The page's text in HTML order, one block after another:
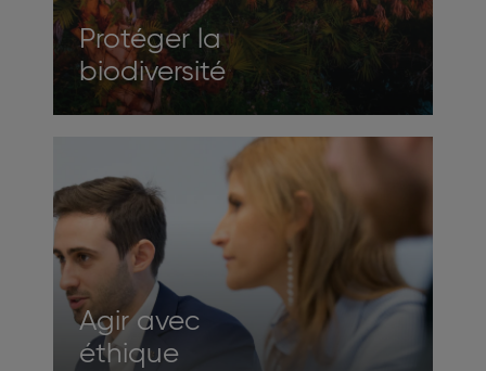
Protéger la
biodiversité
Agir avec
éthique